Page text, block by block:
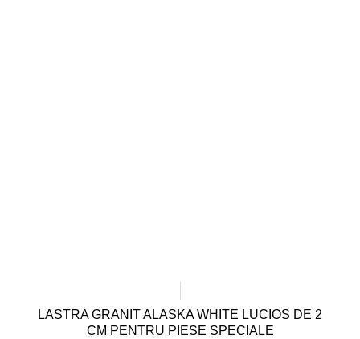
LASTRA GRANIT ALASKA WHITE LUCIOS DE 2
CM PENTRU PIESE SPECIALE